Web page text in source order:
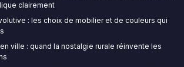
clairement
: les choix de mobilier et de couleurs qui
ville : quand la nostalgie rurale réinvente les